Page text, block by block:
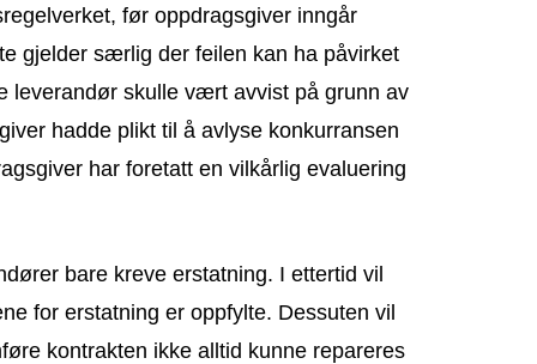
før oppdragsgiver inngår
gjelder særlig der feilen kan ha påvirket
leverandør skulle vært avvist på grunn av
hadde plikt til å avlyse konkurransen
har foretatt en vilkårlig evaluering
bare kreve erstatning. I ettertid vil
for erstatning er oppfylte. Dessuten vil
kontrakten ikke alltid kunne repareres